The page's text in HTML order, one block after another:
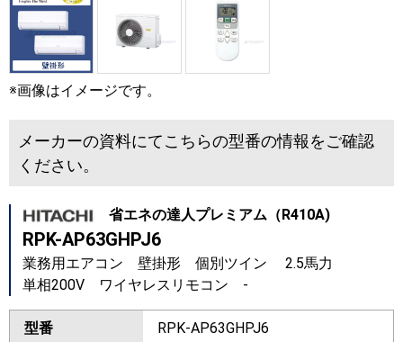
※画像はイメージです。
メーカーの資料にてこちらの型番の情報をご確認
ください。
省エネの達人プレミアム（R410A)
RPK-AP63GHPJ6
業務用エアコン 壁掛形 個別ツイン 2.5馬力
単相200V ワイヤレスリモコン -
型番 RPK-AP63GHPJ6